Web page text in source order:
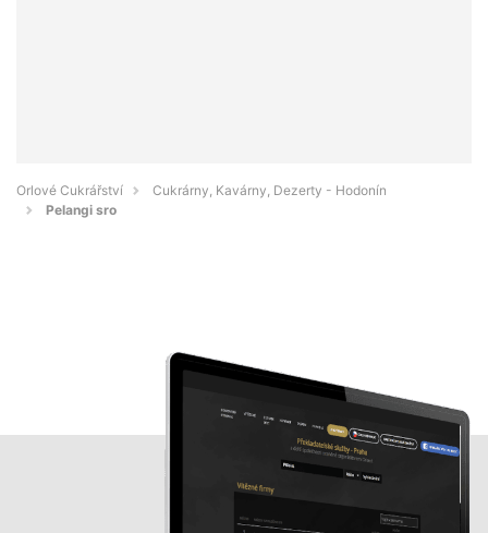
Orlové Cukrářství
Cukrárny, Kavárny, Dezerty - Hodonín
Pelangi sro